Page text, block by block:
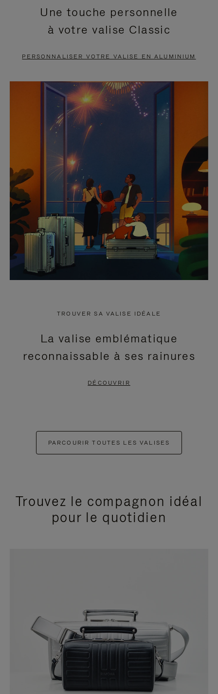
EN
PAUSE,
APPUYEZ
POUR
METTRE
PAUSE
VIDÉO
EST
DÉSACTIVÉ.
CLIQUER
POUR
RÉACTIVER
LE
SON
Une touche personnelle
à votre valise Classic
PERSONNALISER VOTRE VALISE EN ALUMINIUM
TROUVER SA VALISE IDÉALE
La valise emblématique
reconnaissable à ses rainures
DÉCOUVRIR
PARCOURIR TOUTES LES VALISES
Trouvez le compagnon idéal
pour le quotidien